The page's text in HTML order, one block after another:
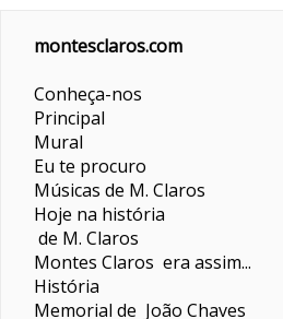
montesclaros.com
Conheça-nos
Principal
Mural
Eu te procuro
Músicas de M. Claros
Hoje na história
de M. Claros
Montes Claros era assim...
História
Memorial de João Chaves